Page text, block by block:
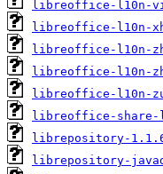
libreoffice-l10n-
libreoffice-l10n-
libreoffice-l10n-
libreoffice-l10n-
libreoffice-l10n-
libreoffice-share-
librepository-
librepository-